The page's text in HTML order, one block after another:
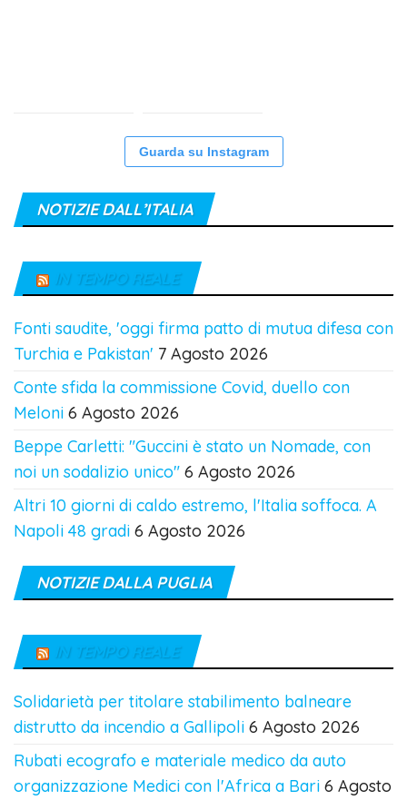
Guarda su Instagram
NOTIZIE DALL’ITALIA
IN TEMPO REALE
Fonti saudite, 'oggi firma patto di mutua difesa con
Turchia e Pakistan' 7 Agosto 2026
Conte sfida la commissione Covid, duello con
Meloni 6 Agosto 2026
Beppe Carletti: "Guccini è stato un Nomade, con
noi un sodalizio unico" 6 Agosto 2026
Altri 10 giorni di caldo estremo, l'Italia soffoca. A
Napoli 48 gradi 6 Agosto 2026
NOTIZIE DALLA PUGLIA
IN TEMPO REALE
Solidarietà per titolare stabilimento balneare
distrutto da incendio a Gallipoli 6 Agosto 2026
Rubati ecografo e materiale medico da auto
organizzazione Medici con l'Africa a Bari 6 Agosto